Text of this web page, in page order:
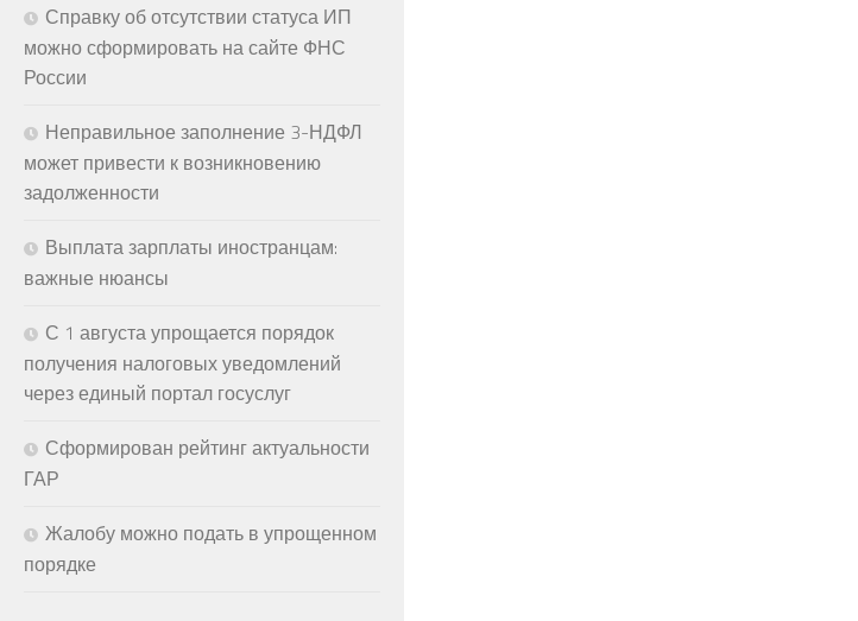
Справку об отсутствии статуса ИП
можно сформировать на сайте ФНС
России
Неправильное заполнение 3-НДФЛ
может привести к возникновению
задолженности
Выплата зарплаты иностранцам:
важные нюансы
С 1 августа упрощается порядок
получения налоговых уведомлений
через единый портал госуслуг
Сформирован рейтинг актуальности
ГАР
Жалобу можно подать в упрощенном
порядке